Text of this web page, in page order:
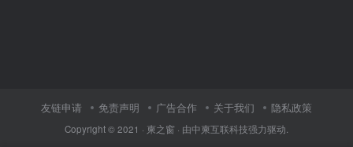
友链申请 免责声明 广告合作 关于我们 隐私政策
Copyright © 2021 · 柬之窗 · 由中柬互联科技强力驱动.